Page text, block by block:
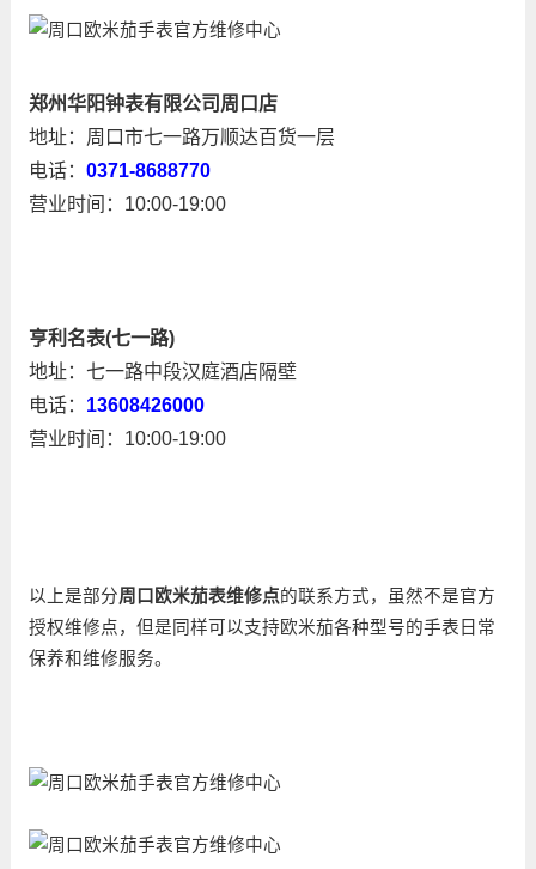
郑州华阳钟表有限公司周口店
地址：周口市七一路万顺达百货一层
电话： 0371-8688770
营业时间：10:00-19:00
亨利名表(七一路)
地址：七一路中段汉庭酒店隔壁
电话： 13608426000
营业时间：10:00-19:00
以上是部分周口 欧米茄表维修点的联系方式，虽然不是官方
授权维修点，但是同样可以支持欧米茄各种型号的手表日常
保养和维修服务。